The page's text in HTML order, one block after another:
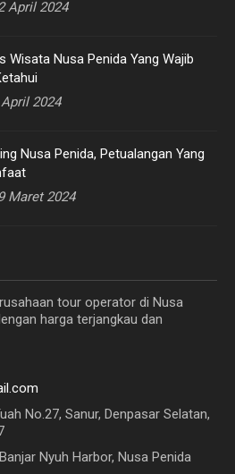
April 2024
Wisata Nusa Penida Yang Wajib
2024
Nusa Penida, Petualangan Yang
Maret 2024
tour operator di Nusa
harga terjangkau dan
No.27, Sanur, Denpasar Selatan,
Nyuh Harbor, Nusa Penida